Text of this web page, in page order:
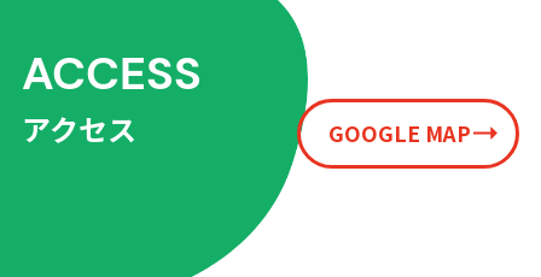
ACCESS
アクセス GOOGLE MAP